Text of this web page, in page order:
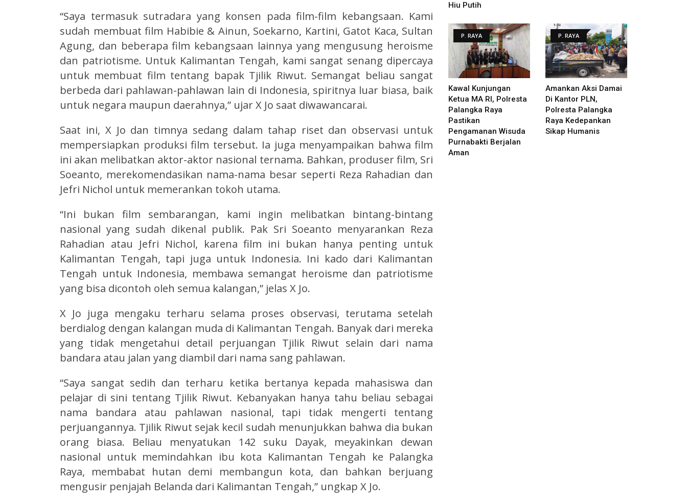
“Saya termasuk sutradara yang konsen pada film-film kebangsaan. Kami
sudah membuat film Habibie & Ainun, Soekarno, Kartini, Gatot Kaca, Sultan
Agung, dan beberapa film kebangsaan lainnya yang mengusung heroisme
dan patriotisme. Untuk Kalimantan Tengah, kami sangat senang dipercaya
untuk membuat film tentang bapak Tjilik Riwut. Semangat beliau sangat
berbeda dari pahlawan-pahlawan lain di Indonesia, spiritnya luar biasa, baik
untuk negara maupun daerahnya,” ujar X Jo saat diwawancarai.
Saat ini, X Jo dan timnya sedang dalam tahap riset dan observasi untuk
mempersiapkan produksi film tersebut. Ia juga menyampaikan bahwa film
ini akan melibatkan aktor-aktor nasional ternama. Bahkan, produser film, Sri
Soeanto, merekomendasikan nama-nama besar seperti Reza Rahadian dan
Jefri Nichol untuk memerankan tokoh utama.
“Ini bukan film sembarangan, kami ingin melibatkan bintang-bintang
nasional yang sudah dikenal publik. Pak Sri Soeanto menyarankan Reza
Rahadian atau Jefri Nichol, karena film ini bukan hanya penting untuk
Kalimantan Tengah, tapi juga untuk Indonesia. Ini kado dari Kalimantan
Tengah untuk Indonesia, membawa semangat heroisme dan patriotisme
yang bisa dicontoh oleh semua kalangan,” jelas X Jo.
X Jo juga mengaku terharu selama proses observasi, terutama setelah
berdialog dengan kalangan muda di Kalimantan Tengah. Banyak dari mereka
yang tidak mengetahui detail perjuangan Tjilik Riwut selain dari nama
bandara atau jalan yang diambil dari nama sang pahlawan.
“Saya sangat sedih dan terharu ketika bertanya kepada mahasiswa dan
pelajar di sini tentang Tjilik Riwut. Kebanyakan hanya tahu beliau sebagai
nama bandara atau pahlawan nasional, tapi tidak mengerti tentang
perjuangannya. Tjilik Riwut sejak kecil sudah menunjukkan bahwa dia bukan
orang biasa. Beliau menyatukan 142 suku Dayak, meyakinkan dewan
nasional untuk memindahkan ibu kota Kalimantan Tengah ke Palangka
Raya, membabat hutan demi membangun kota, dan bahkan berjuang
mengusir penjajah Belanda dari Kalimantan Tengah,” ungkap X Jo.
Hiu Putih
P. RAYA
Kawal Kunjungan
Ketua MA RI, Polresta
Palangka Raya
Pastikan
Pengamanan Wisuda
Purnabakti Berjalan
Aman
P. RAYA
Amankan Aksi Damai
Di Kantor PLN,
Polresta Palangka
Raya Kedepankan
Sikap Humanis